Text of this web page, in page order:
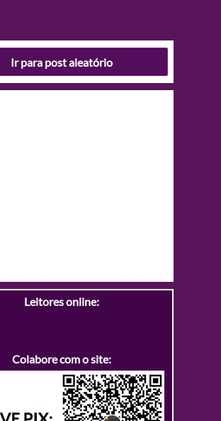
Ir para post aleatório
Leitores online:
Colabore com o site: